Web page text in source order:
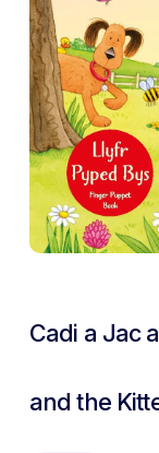
Cadi a Jac
and the